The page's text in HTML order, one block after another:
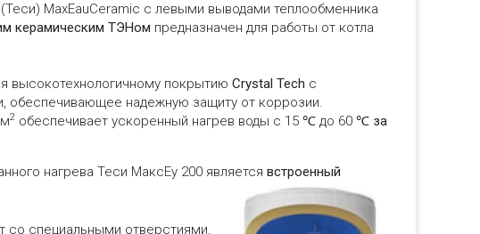
MaxEauCeramic с левыми выводами теплообменника
керамическим ТЭНом предназначен для работы от котла
высокотехнологичному покрытиюCrystal Tech с
обеспечивающее надежную защиту от коррозии.
2 обеспечивает ускоренный нагрев воды с 15 ℃ до 60 ℃ за
нагрева Теси МаксЕу 200 являетсявстроенный
со специальными отверстиями,